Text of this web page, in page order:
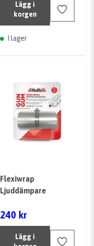
Lägg i
korgen
I lager
Flexiwrap
Ljuddämpare
240 kr
Lägg i